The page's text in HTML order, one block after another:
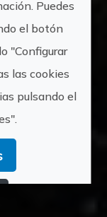
Puedes
el botón
"Configurar
las cookies
pulsando el